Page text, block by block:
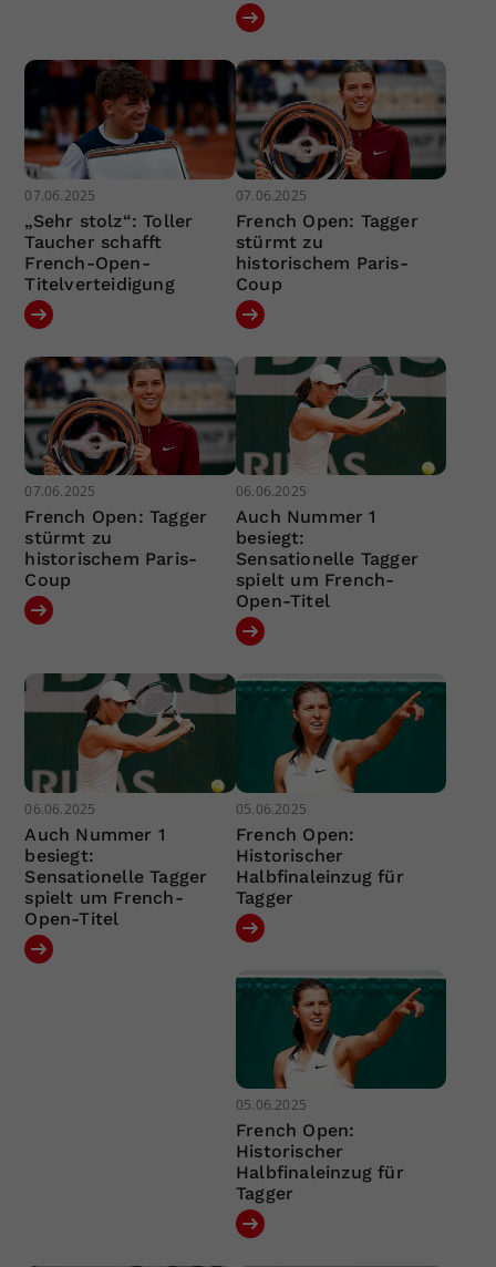
07.06.2025
„Sehr stolz“: Toller
Taucher schafft
French-Open-
Titelverteidigung
07.06.2025
French Open: Tagger
stürmt zu
historischem Paris-
Coup
07.06.2025
French Open: Tagger
stürmt zu
historischem Paris-
Coup
06.06.2025
Auch Nummer 1
besiegt:
Sensationelle Tagger
spielt um French-
Open-Titel
06.06.2025
Auch Nummer 1
besiegt:
Sensationelle Tagger
spielt um French-
Open-Titel
05.06.2025
French Open:
Historischer
Halbfinaleinzug für
Tagger
05.06.2025
French Open:
Historischer
Halbfinaleinzug für
Tagger